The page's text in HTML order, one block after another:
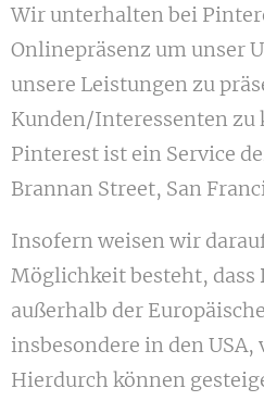
Wir unterhalten bei
Onlinepräsenz um unser
unsere Leistungen zu
Kunden/Interessenten
Pinterest ist ein Service
Brannan Street, San
Insofern weisen wir
Möglichkeit besteht, dass
außerhalb der
insbesondere in den
Hierdurch können